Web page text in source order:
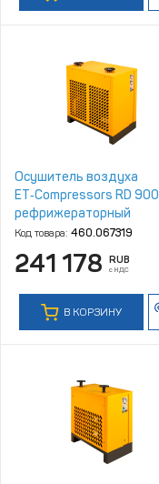
Осушитель воздуха
ET‑Compressors RD 900
рефрижераторный
Код товара: 460.067319
241 178 RUB
с НДС
В КОРЗИНУ